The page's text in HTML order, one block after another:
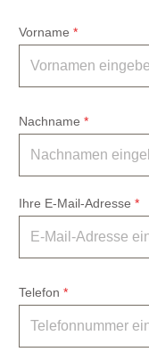
Vorname *
Nachname *
Ihre E-Mail-Adresse *
Telefon *